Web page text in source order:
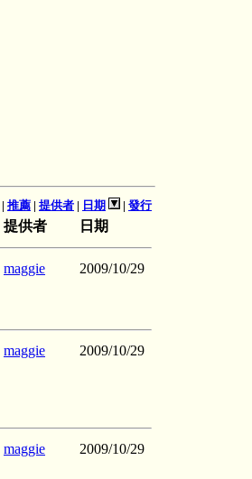
| 推薦 | 提供者 | 日期 | 發行
提供者 日期
maggie 2009/10/29
maggie 2009/10/29
maggie 2009/10/29